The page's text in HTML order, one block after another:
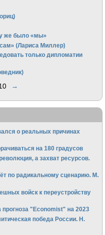
же было «мы»
(Лариса Миллер)
только дипломатии
→
о реальных причинах
на 180 градусов
а захват ресурсов.
по радикальному сценарию. М.
войск к переустройству
"Economist" на 2023
победа России. Н.